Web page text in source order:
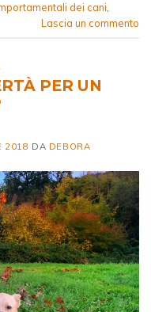
dei cani,
Lascia un commento
PER UN
2018 DA DEBORA